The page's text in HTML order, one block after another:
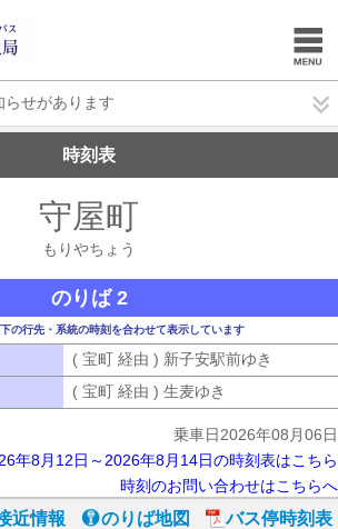
らせがあります
時刻表
守屋町
もりやちょう
のりば 2
の行先・系統の時刻を合わせて表示しています
( 宝町 経由 ) 新子安駅前ゆき
( 宝町 経由 ) 生麦ゆき
乗車日2026年08月06日
年8月12日～2026年8月14日の時刻表はこちら
時刻のお問い合わせはこちらへ
近情報 のりば地図
バス停時刻表